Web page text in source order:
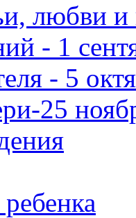
любви и
- 1
- 5
25